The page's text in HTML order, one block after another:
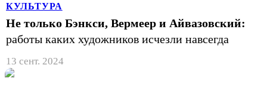
КУЛЬТУРА
Не только Бэнкси, Вермеер и Айвазовский:
работы каких художников исчезли навсегда
13 сент. 2024